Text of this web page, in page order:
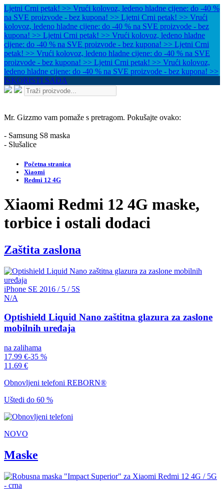
Ljetni Crni petak! >> Vrući kolovoz, ledeno hladne cijene: do -40 %
na SVE proizvode - bez kupona! >> Ljetni Crni petak! >> Vrući
kolovoz, ledeno hladne cijene: do -40 % na SVE proizvode - bez
kupona! >> Ljetni Crni petak! >> Vrući kolovoz, ledeno hladne
cijene: do -40 % na SVE proizvode - bez kupona! >> Ljetni Crni
petak! >> Vrući kolovoz, ledeno hladne cijene: do -40 % na SVE
proizvode - bez kupona! >> Ljetni Crni petak! >> Vrući kolovoz,
ledeno hladne cijene: do -40 % na SVE proizvode - bez kupona! >>
ISKORISTI SADA
Mr. Gizzmo vam pomaže s pretragom. Pokušajte ovako:
- Samsung S8 maska
- Slušalice
Početna stranica
Xiaomi
Redmi 12 4G
Xiaomi Redmi 12 4G maske,
torbice i ostali dodaci
Zaštita zaslona
iPhone SE 2016 / 5 / 5S
N/A
Optishield Liquid Nano zaštitna glazura za zaslone
mobilnih uređaja
na zalihama
17.99 €-35 %
11.69 €
Obnovljeni telefoni REBORN®
Uštedi do 60 %
NOVO
Maske